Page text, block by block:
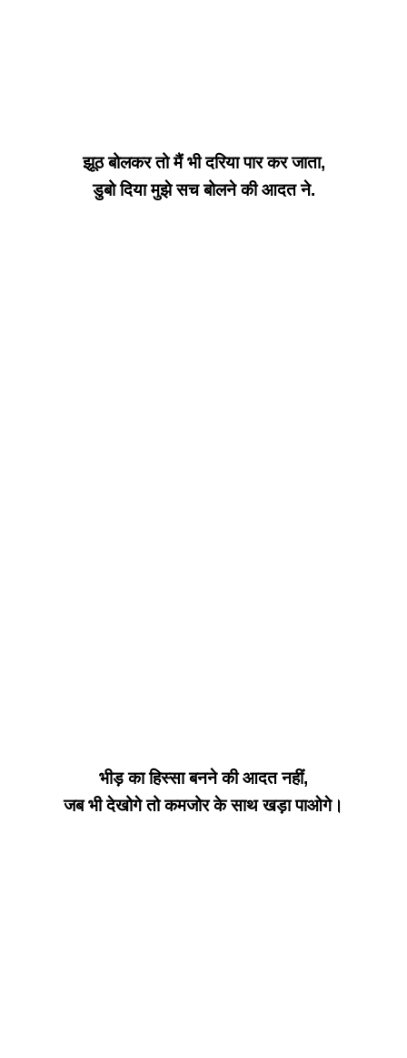
झूठ बोलकर तो मैं भी दरिया पार कर जाता,
डुबो दिया मुझे सच बोलने की आदत ने.
भीड़ का हिस्सा बनने की आदत नहीं,
जब भी देखोगे तो कमजोर के साथ खड़ा पाओगे।